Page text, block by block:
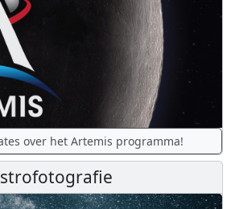
over het Artemis programma!